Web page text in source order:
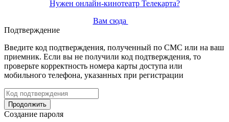
Нужен онлайн-кинотеатр Телекарта?
Вам сюда
Подтверждение
Введите код подтверждения, полученный по СМС или на ваш
приемник. Если вы не получили код подтверждения, то
проверьте корректность номера карты доступа или
мобильного телефона, указанных при регистрации
Продолжить
Создание пароля